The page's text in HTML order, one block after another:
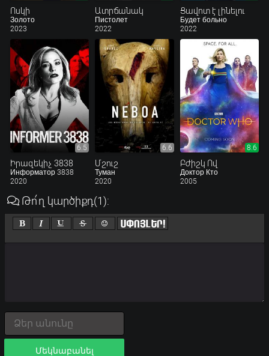
Ոսկի
Золото
2023
Ատրճանակ
Пистолет
2022
Ցավոտ է լինելու
Будет больно
2022
6.5
Իրազեկիչ 3838
Информатор 3838
2020
6.6
Մշուշ
Туман
2020
8.6
Բժիշկ Ով
Доктор Кто
2005
Թո՛ղ կարծիքդ(1):
Մեկնաբանել